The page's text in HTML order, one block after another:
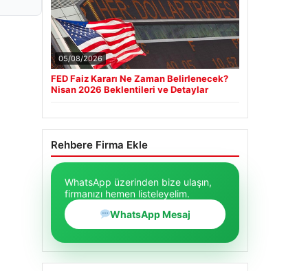
05/08/2026
FED Faiz Kararı Ne Zaman Belirlenecek?
Nisan 2026 Beklentileri ve Detaylar
Rehbere Firma Ekle
WhatsApp üzerinden bize ulaşın,
firmanızı hemen listeleyelim.
WhatsApp Mesaj